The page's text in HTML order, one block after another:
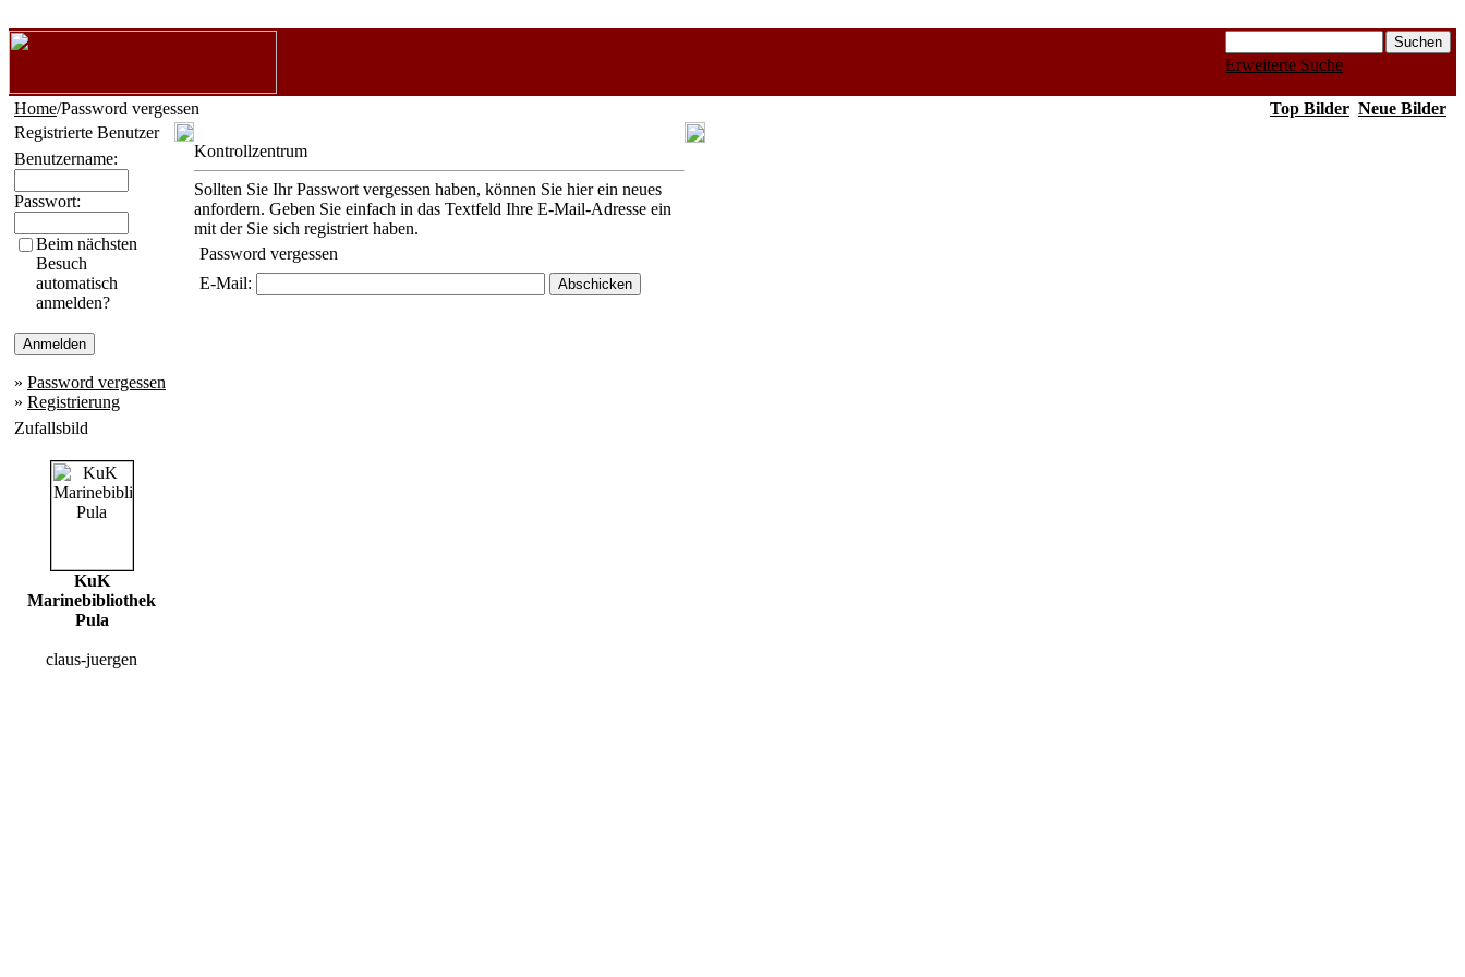
Erweiterte Suche
Home/Password vergessen Top Bilder Neue Bilder
Registrierte Benutzer
Benutzername:
Passwort:
Beim nächsten
Besuch
automatisch
anmelden?
» Password vergessen
» Registrierung
Zufallsbild
KuK
Marinebibliothek
Pula
claus-juergen
Kontrollzentrum
Sollten Sie Ihr Passwort vergessen haben, können Sie hier ein neues
anfordern. Geben Sie einfach in das Textfeld Ihre E-Mail-Adresse ein
mit der Sie sich registriert haben.
Password vergessen
E-Mail: